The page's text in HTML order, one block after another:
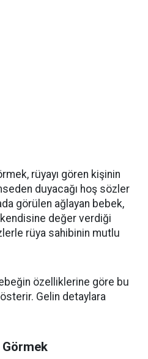
rüyayı gören kişinin
duyacağı hoş sözler
görülen ağlayan bebek,
değer verdiği
rüya sahibinin mutlu
özelliklerine göre bu
Gelin detaylara
Görmek